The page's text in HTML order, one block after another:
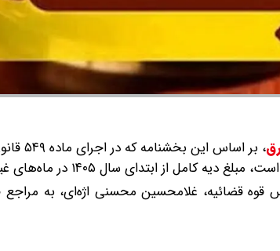
،
سال ۱۴۰۵ در ماه‌های غیرحرام، ۲۱ میلیارد ریال تعیین شده است.